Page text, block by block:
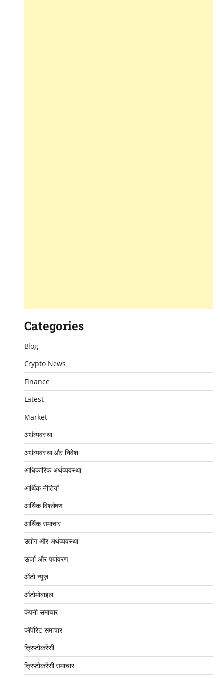
Categories
Blog
Crypto News
Finance
Latest
Market
अर्थव्यवस्था
अर्थव्यवस्था और निवेश
आधिकारिक अर्थव्यवस्था
आर्थिक नीतियाँ
आर्थिक विश्लेषण
आर्थिक समाचार
उद्योग और अर्थव्यवस्था
ऊर्जा और पर्यावरण
ऑटो न्यूज़
ऑटोमोबाइल
कंपनी समाचार
कॉर्पोरेट समाचार
क्रिप्टोकरेंसी
क्रिप्टोकरेंसी समाचार